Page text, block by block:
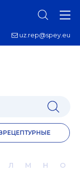
uz.rep@spey.eu
Л М Н О